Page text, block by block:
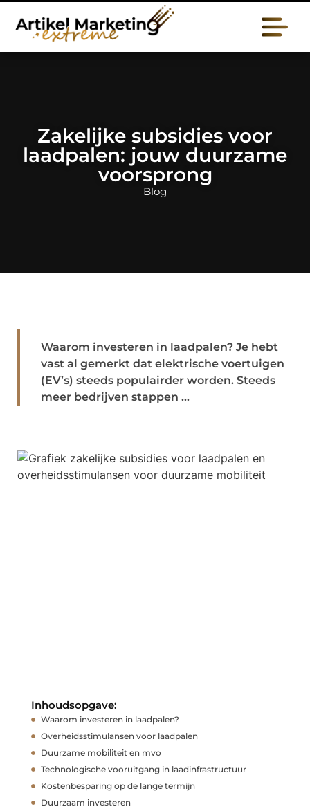
Zakelijke subsidies voor
laadpalen: jouw duurzame
voorsprong
Blog
Waarom investeren in laadpalen? Je hebt
vast al gemerkt dat elektrische voertuigen
(EV’s) steeds populairder worden. Steeds
meer bedrijven stappen ...
Inhoudsopgave:
Waarom investeren in laadpalen?
Overheidsstimulansen voor laadpalen
Duurzame mobiliteit en mvo
Technologische vooruitgang in laadinfrastructuur
Kostenbesparing op de lange termijn
Duurzaam investeren